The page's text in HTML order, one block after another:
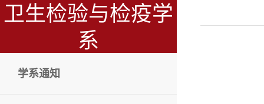
卫生检验与检疫学
系
学系通知